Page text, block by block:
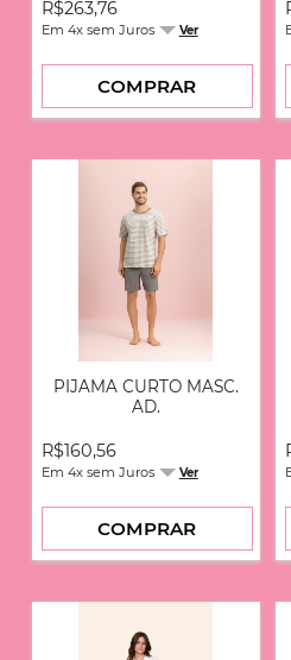
JASMINE
LAFATITE
LISTRADO
MESCLA
NUDE
NUDE C/
NUVENS
OFF
R$263,76
Em 4x sem Juros Ver
COMPRAR
PIJAMA CURTO MASC.
AD.
R$160,56
Em 4x sem Juros Ver
COMPRAR